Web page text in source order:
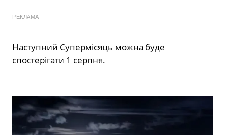
РЕКЛАМА
Наступний Супермісяць можна буде
спостерігати 1 серпня.